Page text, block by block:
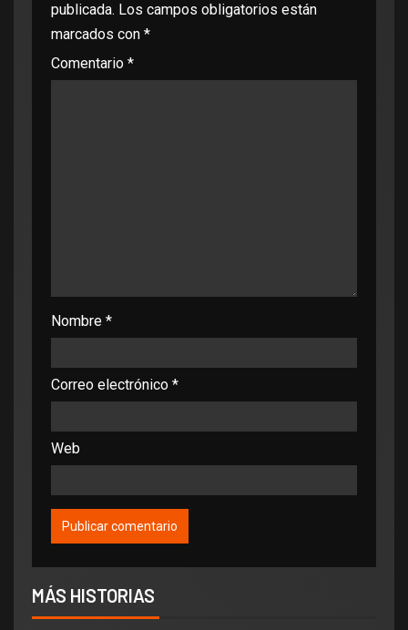
publicada. Los campos obligatorios están
marcados con *
Comentario *
Nombre *
Correo electrónico *
Web
MÁS HISTORIAS